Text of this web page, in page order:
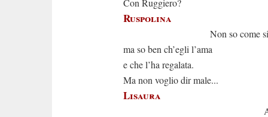
Con Ruggiero?
Ruspolina
Non so come si
ma so ben ch’egli l’ama
e che l’ha regalata.
Ma non voglio dir male...
Lisaura
Ah